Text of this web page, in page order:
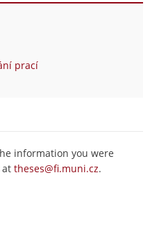
prací
information you were
at theses@fi.muni.cz.